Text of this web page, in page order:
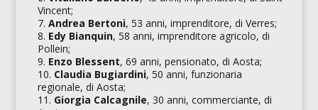
Vincent;
Andrea Bertoni, 53 anni, imprenditore, di Verres;
Edy Bianquin, 58 anni, imprenditore agricolo, di
Pollein;
Enzo Blessent, 69 anni, pensionato, di Aosta;
Claudia Bugiardini, 50 anni, funzionaria
regionale, di Aosta;
Giorgia Calcagnile, 30 anni, commerciante, di